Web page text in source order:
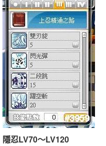
隱忍LV70～LV120